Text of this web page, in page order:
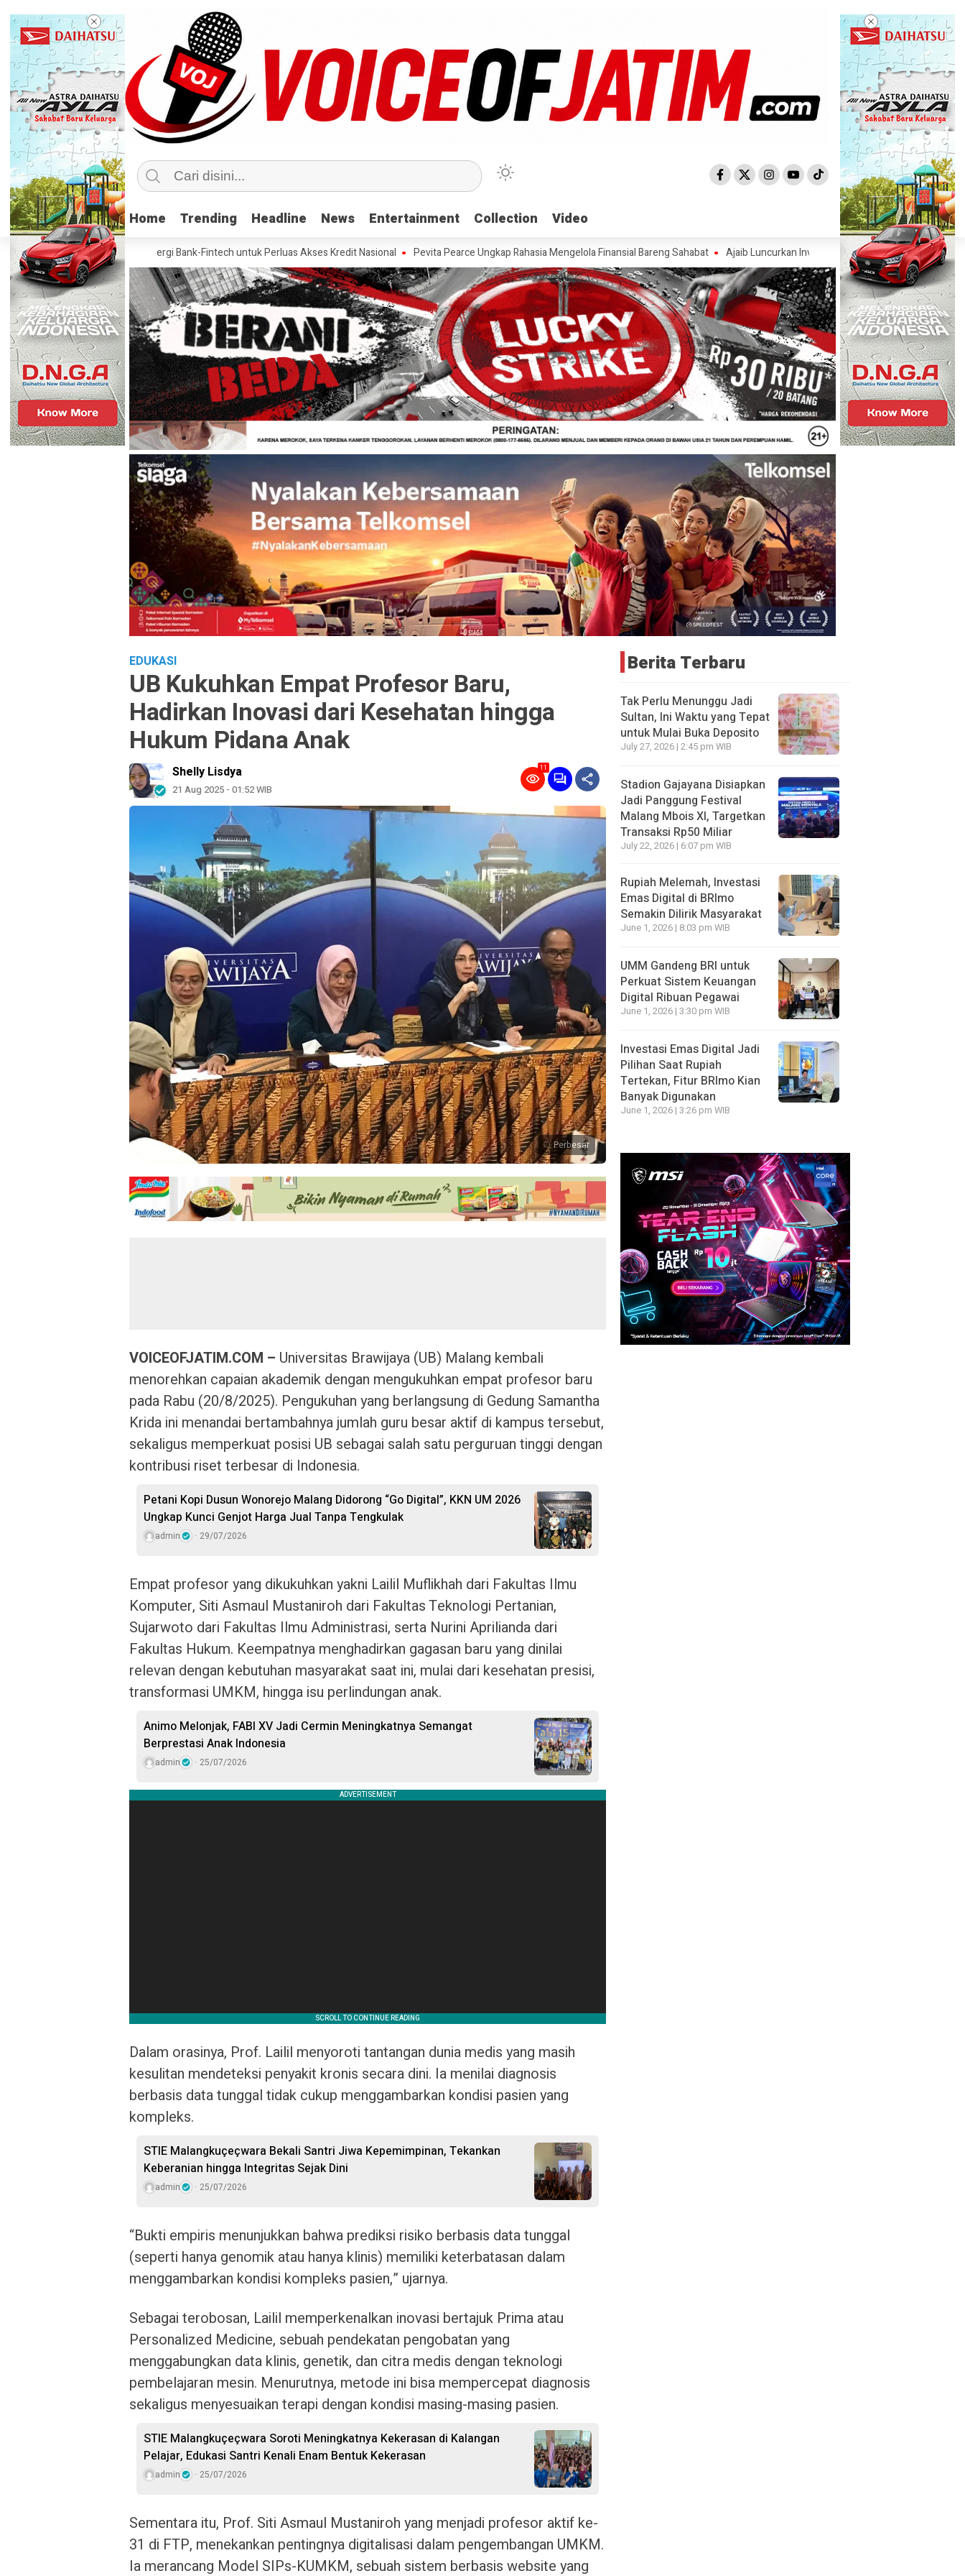
Home Trending Headline News Entertainment Collection Video
Home Trending Headline News Entertainment Collection Video
Pentingnya Sinergi Bank-Fintech untuk Perluas Akses Kredit Nasional Pevita Pearce Ungkap Rahasia Mengelola Finansial Bareng Sahabat Ajaib Luncurkan Investasi Saham AS, Ajak Investor Manfaatkan
EDUKASI
UB Kukuhkan Empat Profesor Baru,
Hadirkan Inovasi dari Kesehatan hingga
Hukum Pidana Anak
Shelly Lisdya
21 Aug 2025 - 01:52 WIB
11
Perbesar
VOICEOFJATIM.COM – Universitas Brawijaya (UB) Malang kembali
menorehkan capaian akademik dengan mengukuhkan empat profesor baru
pada Rabu (20/8/2025). Pengukuhan yang berlangsung di Gedung Samantha
Krida ini menandai bertambahnya jumlah guru besar aktif di kampus tersebut,
sekaligus memperkuat posisi UB sebagai salah satu perguruan tinggi dengan
kontribusi riset terbesar di Indonesia.
Petani Kopi Dusun Wonorejo Malang Didorong “Go Digital”, KKN UM 2026
Ungkap Kunci Genjot Harga Jual Tanpa Tengkulak
admin 29/07/2026
Empat profesor yang dikukuhkan yakni Lailil Muflikhah dari Fakultas Ilmu
Komputer, Siti Asmaul Mustaniroh dari Fakultas Teknologi Pertanian,
Sujarwoto dari Fakultas Ilmu Administrasi, serta Nurini Aprilianda dari
Fakultas Hukum. Keempatnya menghadirkan gagasan baru yang dinilai
relevan dengan kebutuhan masyarakat saat ini, mulai dari kesehatan presisi,
transformasi UMKM, hingga isu perlindungan anak.
Animo Melonjak, FABI XV Jadi Cermin Meningkatnya Semangat
Berprestasi Anak Indonesia
admin 25/07/2026
Dalam orasinya, Prof. Lailil menyoroti tantangan dunia medis yang masih
kesulitan mendeteksi penyakit kronis secara dini. Ia menilai diagnosis
berbasis data tunggal tidak cukup menggambarkan kondisi pasien yang
kompleks.
STIE Malangkuçeçwara Bekali Santri Jiwa Kepemimpinan, Tekankan
Keberanian hingga Integritas Sejak Dini
admin 25/07/2026
“Bukti empiris menunjukkan bahwa prediksi risiko berbasis data tunggal
(seperti hanya genomik atau hanya klinis) memiliki keterbatasan dalam
menggambarkan kondisi kompleks pasien,” ujarnya.
Sebagai terobosan, Lailil memperkenalkan inovasi bertajuk Prima atau
Personalized Medicine, sebuah pendekatan pengobatan yang
menggabungkan data klinis, genetik, dan citra medis dengan teknologi
pembelajaran mesin. Menurutnya, metode ini bisa mempercepat diagnosis
sekaligus menyesuaikan terapi dengan kondisi masing-masing pasien.
STIE Malangkuçeçwara Soroti Meningkatnya Kekerasan di Kalangan
Pelajar, Edukasi Santri Kenali Enam Bentuk Kekerasan
admin 25/07/2026
Sementara itu, Prof. Siti Asmaul Mustaniroh yang menjadi profesor aktif ke-
31 di FTP, menekankan pentingnya digitalisasi dalam pengembangan UMKM.
Ia merancang Model SIPs-KUMKM, sebuah sistem berbasis website yang
Berita Terbaru
Tak Perlu Menunggu Jadi
Sultan, Ini Waktu yang Tepat
untuk Mulai Buka Deposito
July 27, 2026 | 2:45 pm WIB
Stadion Gajayana Disiapkan
Jadi Panggung Festival
Malang Mbois XI, Targetkan
Transaksi Rp50 Miliar
July 22, 2026 | 6:07 pm WIB
Rupiah Melemah, Investasi
Emas Digital di BRImo
Semakin Dilirik Masyarakat
June 1, 2026 | 8:03 pm WIB
UMM Gandeng BRI untuk
Perkuat Sistem Keuangan
Digital Ribuan Pegawai
June 1, 2026 | 3:30 pm WIB
Investasi Emas Digital Jadi
Pilihan Saat Rupiah
Tertekan, Fitur BRImo Kian
Banyak Digunakan
June 1, 2026 | 3:26 pm WIB